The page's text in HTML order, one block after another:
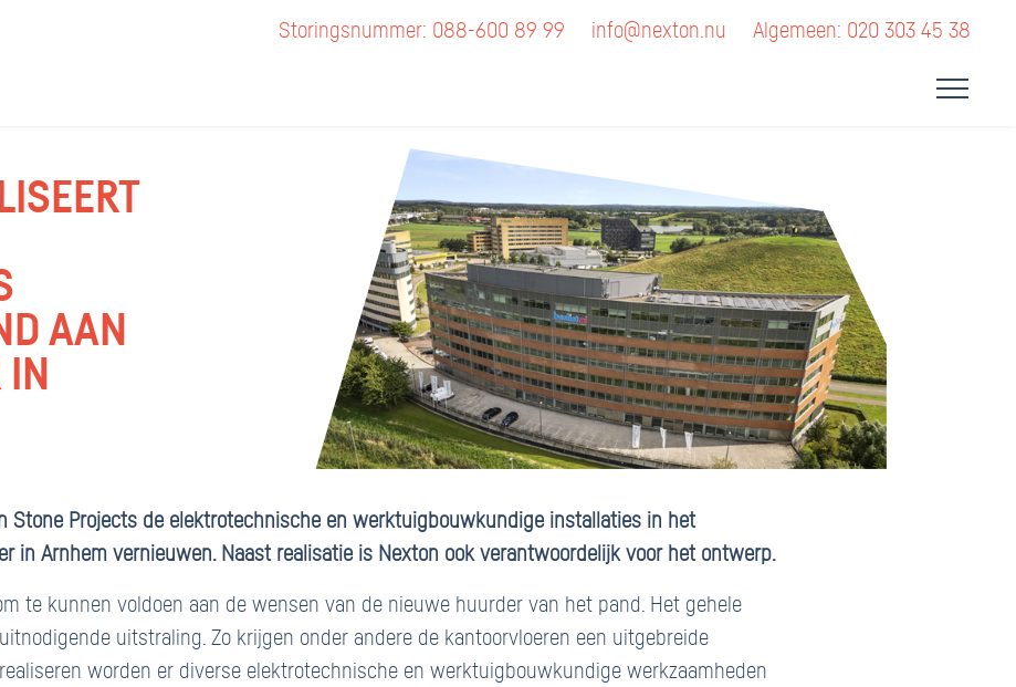
Storingsnummer: 088-600 89 99 info@nexton.nu Algemeen: 020 303 45 38
AAN
Stone Projects de elektrotechnische en werktuigbouwkundige installaties in het
in Arnhem vernieuwen. Naast realisatie is Nexton ook verantwoordelijk voor het ontwerp.
te kunnen voldoen aan de wensen van de nieuwe huurder van het pand. Het gehele
uitstraling. Zo krijgen onder andere de kantoorvloeren een uitgebreide
worden er diverse elektrotechnische en werktuigbouwkundige werkzaamheden